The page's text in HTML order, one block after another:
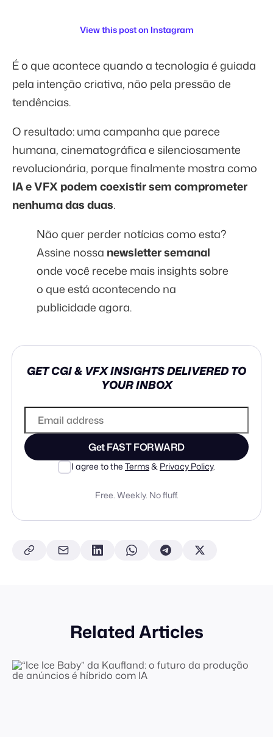
View this post on Instagram
É o que acontece quando a tecnologia é guiada
pela intenção criativa, não pela pressão de
tendências.
O resultado: uma campanha que parece
humana, cinematográfica e silenciosamente
revolucionária, porque finalmente mostra como
IA e VFX podem coexistir sem comprometer
nenhuma das duas.
Não quer perder notícias como esta?
Assine nossa newsletter semanal
onde você recebe mais insights sobre
o que está acontecendo na
publicidade agora.
GET CGI & VFX INSIGHTS DELIVERED TO
YOUR INBOX
Get FAST FORWARD
I agree to the Terms& Privacy Policy.
Free. Weekly. No fluff.
Related Articles